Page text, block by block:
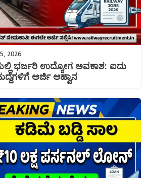
2026
ಭರ್ಜರಿ ಉದ್ಯೋಗ ಅವಕಾಶ: ಐದು
ಅರ್ಜಿ ಆಹ್ವಾನ